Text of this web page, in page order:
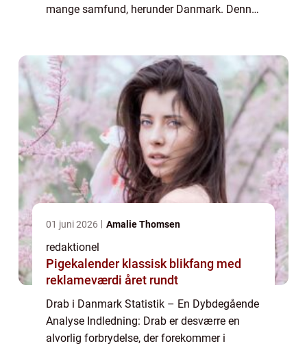
mange samfund, herunder Danmark. Denne
01 juni 2026 Amalie Thomsen
redaktionel
Pigekalender klassisk blikfang med
reklameværdi året rundt
Drab i Danmark Statistik – En Dybdegående
Analyse Indledning: Drab er desværre en
alvorlig forbrydelse, der forekommer i